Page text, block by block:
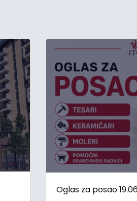
Oglas za posao